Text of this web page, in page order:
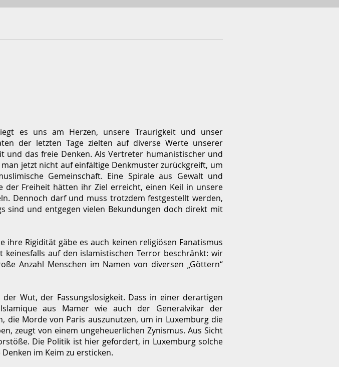
es uns am Herzen, unsere Traurigkeit und unser
der letzten Tage zielten auf diverse Werte unserer
und das freie Denken. Als Vertreter humanistischer und
jetzt nicht auf einfältige Denkmuster zurückgreift, um
Gemeinschaft. Eine Spirale aus Gewalt und
der Freiheit hätten ihr Ziel erreicht, einen Keil in unsere
Dennoch darf und muss trotzdem festgestellt werden,
sind und entgegen vielen Bekundungen doch direkt mit
Rigidität gäbe es auch keinen religiösen Fanatismus
auf den islamistischen Terror beschränkt: wir
Anzahl Menschen im Namen von diversen „Göttern“
Wut, der Fassungslosigkeit. Dass in einer derartigen
aus Mamer wie auch der Generalvikar der
die Morde von Paris auszunutzen, um in Luxemburg die
zeugt von einem ungeheuerlichen Zynismus. Aus Sicht
Die Politik ist hier gefordert, in Luxemburg solche
im Keim zu ersticken.